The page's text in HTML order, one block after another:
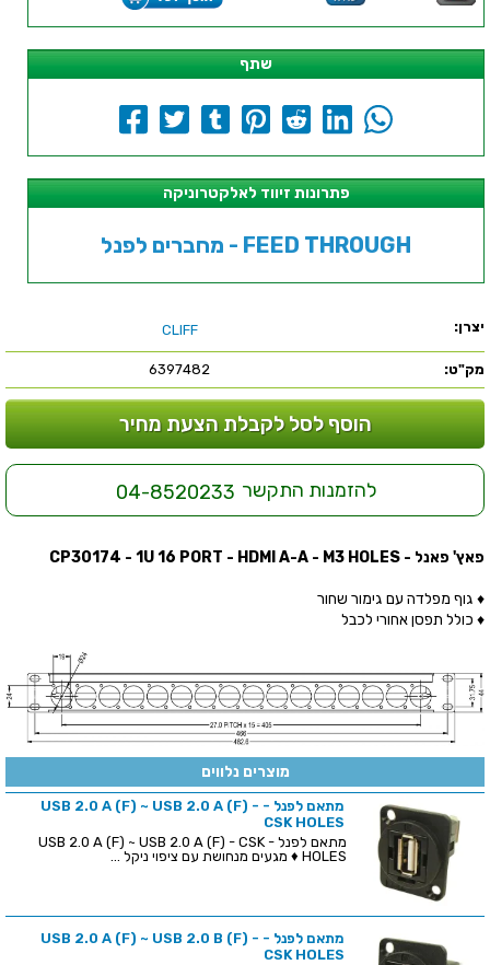
שתף
פתרונות זיווד לאלקטרוניקה
מחברים לפנל - FEED THROUGH
יצרן: CLIFF
מק"ט: 6397482
הוסף לסל לקבלת הצעת מחיר
להזמנות התקשר 04-8520233
פאץ' פאנל - CP30174 - 1U 16 PORT - HDMI A-A - M3 HOLES
♦ גוף מפלדה עם גימור שחור
♦ כולל תפסן אחורי לכבל
מוצרים נלווים
מתאם לפנל - USB 2.0 A (F) ~ USB 2.0 A (F) -
CSK HOLES
מתאם לפנל - USB 2.0 A (F) ~ USB 2.0 A (F) - CSK
HOLES ♦ מגעים מנחושת עם ציפוי ניקל ...
מתאם לפנל - USB 2.0 A (F) ~ USB 2.0 B (F) -
CSK HOLES